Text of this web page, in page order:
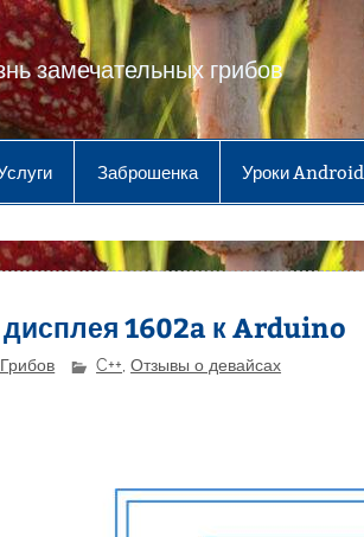
замечательных грибов
Заброшенка Уроки Android
1602a к Arduino
C++,Отзывы о девайсах